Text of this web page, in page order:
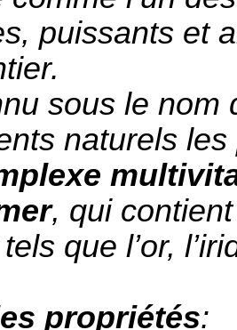
puissants et
sous le nom
naturels
, qui
que l’or,
propriétés: